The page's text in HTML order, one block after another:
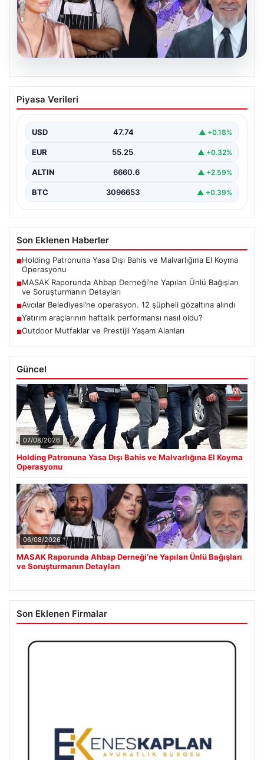
05.08.2026
Avcılar Belediyesi’ne operasyon. 12
şüpheli gözaltına alındı
Piyasa Verileri
USD 47.74 ▲ +0.18%
EUR 55.25 ▲ +0.32%
ALTIN 6660.6 ▲ +2.59%
BTC 3096653 ▲ +0.39%
Son Eklenen Haberler
■Holding Patronuna Yasa Dışı Bahis ve Malvarlığına El Koyma
Operasyonu
■MASAK Raporunda Ahbap Derneği’ne Yapılan Ünlü Bağışları
ve Soruşturmanın Detayları
■Avcılar Belediyesi’ne operasyon. 12 şüpheli gözaltına alındı
■Yatırım araçlarının haftalık performansı nasıl oldu?
■Outdoor Mutfaklar ve Prestijli Yaşam Alanları
Güncel
07/08/2026
Holding Patronuna Yasa Dışı Bahis ve Malvarlığına El Koyma
Operasyonu
06/08/2026
MASAK Raporunda Ahbap Derneği’ne Yapılan Ünlü Bağışları
ve Soruşturmanın Detayları
Son Eklenen Firmalar